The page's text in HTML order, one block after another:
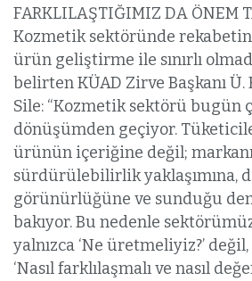
FARKLILAŞTIĞIMIZ DA ÖNEM
Kozmetik sektöründe rekabetin
ürün geliştirme ile sınırlı
belirten KÜAD Zirve Başkanı Ü.
Sile: “Kozmetik sektörü bugün
dönüşümden geçiyor.
ürünün içeriğine değil;
sürdürülebilirlik yaklaşımına,
görünürlüğüne ve sunduğu
bakıyor. Bu nedenle
yalnızca ‘Ne üretmeliyiz?’
‘Nasıl farklılaşmalı ve nasıl